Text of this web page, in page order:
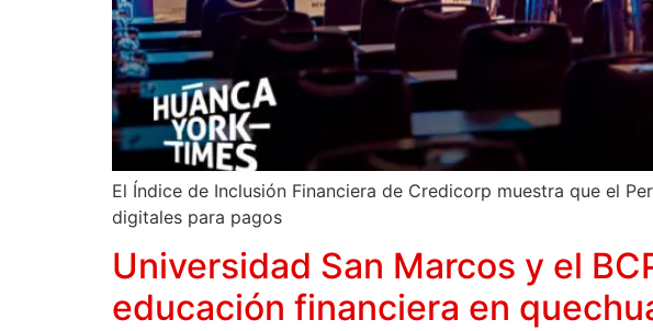
El Índice de Inclusión Financiera de Credicorp muestra que el
digitales para pagos
Universidad San Marcos y el
educación financiera en